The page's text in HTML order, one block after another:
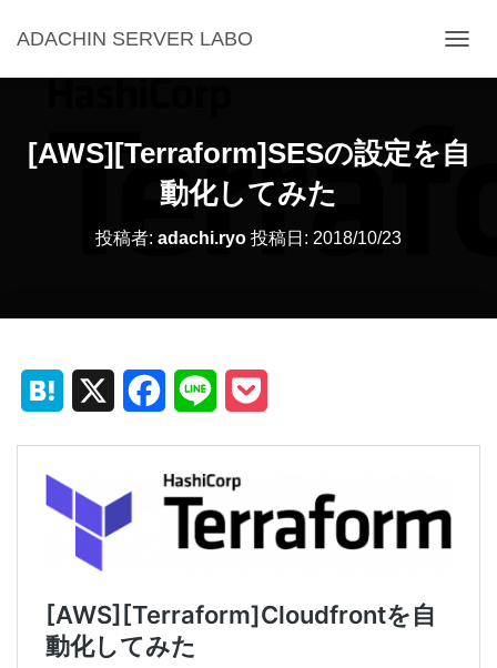
ADACHIN SERVER LABO
ビ
シ
ョ
[AWS][Terraform]SESの設定を自
動化してみた
投稿者: adachi.ryo 投稿日: 2018/10/23
e
c
o
n
e k
t